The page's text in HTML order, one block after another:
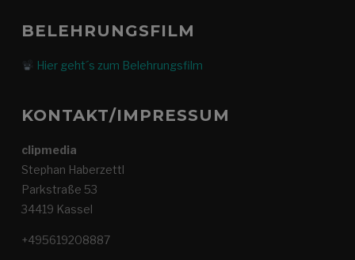
BELEHRUNGSFILM
Hier geht´s zum Belehrungsfilm
KONTAKT/IMPRESSUM
clipmedia
Stephan Haberzettl
Parkstraße 53
34419 Kassel
+495619208887